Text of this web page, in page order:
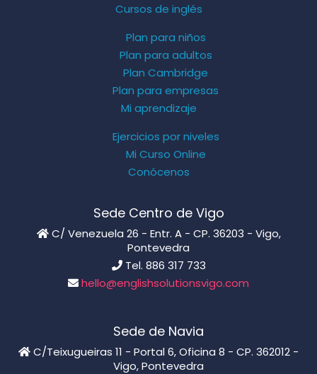
Cursos de inglés
Plan para niños
Plan para adultos
Plan Cambridge
Plan para empresas
Mi aprendizaje
Ejercicios por niveles
Mi Curso Online
Conócenos
Sede Centro de Vigo
C/ Venezuela 26 - Entr. A - CP. 36203 - Vigo,
Pontevedra
Tel. 886 317 733
hello@englishsolutionsvigo.com
Sede de Navia
C/Teixugueiras 11 - Portal 6, Oficina 8 - CP. 362012 -
Vigo, Pontevedra